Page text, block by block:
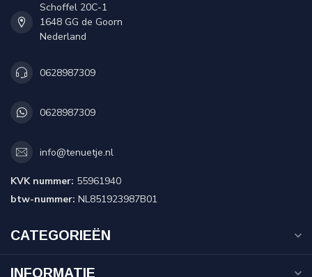
Schoffel 20C-1
1648 GG de Goorn
Nederland
0628987309
0628987309
info@tenuetje.nl
KVK nummer: 55961940
btw-nummer: NL851923987B01
CATEGORIEËN
INFORMATIE